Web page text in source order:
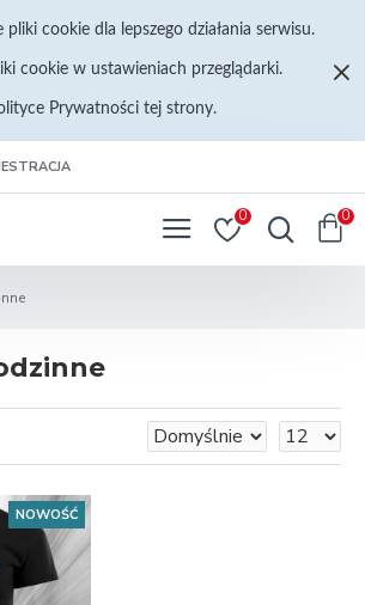
pliki cookie dla lepszego działania serwisu.
cookie w ustawieniach przeglądarki.
Prywatności tej strony.
0 0
NOWOŚĆ